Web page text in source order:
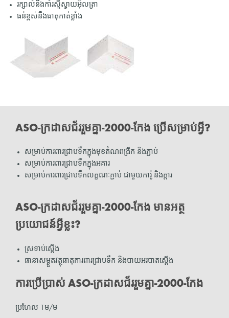
រក្សាលំនឹងកាំរស្មីស្វាយអ៊ុលត្រា
ធន់ខ្ពស់នឹងធាតុកាត់ខ្លាំង
ASO-ក្រដាសជ័ររួមគ្នា-2000-កែង ប្រើសម្រាប់អ្វី?
សម្រាប់ការពារជ្រាបទឹកក្នុងមុខតំណពង្រីក និងភ្ជាប់
សម្រាប់ការពារជ្រាបទឹកក្នុងអគារ
សម្រាប់ការពារជ្រាបទឹកលក្ខណៈភ្ជាប់ ជាមួយការ៉ូ និងក្តារ
ASO-ក្រដាសជ័ររួមគ្នា-2000-កែង មានអត្ថ
ប្រយោជន៍អ្វីខ្លះ?
ស្រទាប់ស្ដើង
ធានាសម្ងួតវត្ថុធាតុការពារជ្រាបទឹក និងបាយអរបាតស្តើង
ការប្រើប្រាស់ ASO-ក្រដាសជ័ររួមគ្នា-2000-កែង
ប្រហែល 1ម/ម